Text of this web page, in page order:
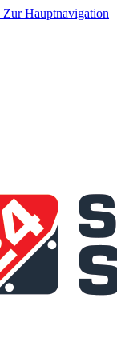
Zur Hauptnavigation